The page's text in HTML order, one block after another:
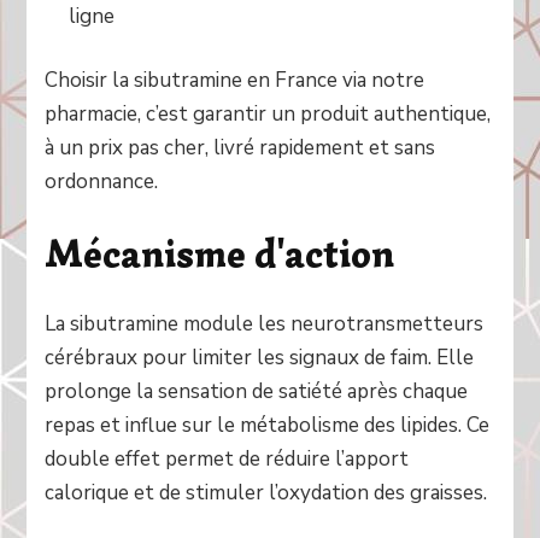
ligne
Choisir la sibutramine en France via notre
pharmacie, c’est garantir un produit authentique,
à un prix pas cher, livré rapidement et sans
ordonnance.
Mécanisme d'action
La sibutramine module les neurotransmetteurs
cérébraux pour limiter les signaux de faim. Elle
prolonge la sensation de satiété après chaque
repas et influe sur le métabolisme des lipides. Ce
double effet permet de réduire l’apport
calorique et de stimuler l’oxydation des graisses.